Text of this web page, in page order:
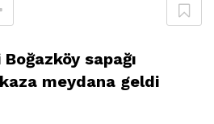
sapağı
meydana geldi